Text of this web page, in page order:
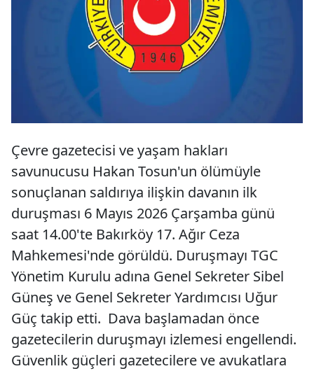
Çevre gazetecisi ve yaşam hakları
savunucusu Hakan Tosun'un ölümüyle
sonuçlanan saldırıya ilişkin davanın ilk
duruşması 6 Mayıs 2026 Çarşamba günü
saat 14.00'te Bakırköy 17. Ağır Ceza
Mahkemesi'nde görüldü. Duruşmayı TGC
Yönetim Kurulu adına Genel Sekreter Sibel
Güneş ve Genel Sekreter Yardımcısı Uğur
Güç takip etti. Dava başlamadan önce
gazetecilerin duruşmayı izlemesi engellendi.
Güvenlik güçleri gazetecilere ve avukatlara